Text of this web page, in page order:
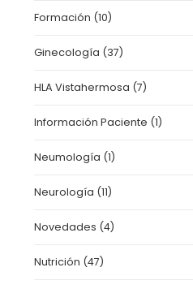
Formación (10)
Ginecología (37)
HLA Vistahermosa (7)
Información Paciente (1)
Neumología (1)
Neurología (11)
Novedades (4)
Nutrición (47)